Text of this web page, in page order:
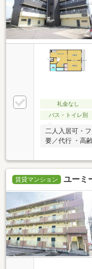
礼金なし
バス・トイレ別
二人入居可・
要／代行 ・高
賃貸マンション ユーミ